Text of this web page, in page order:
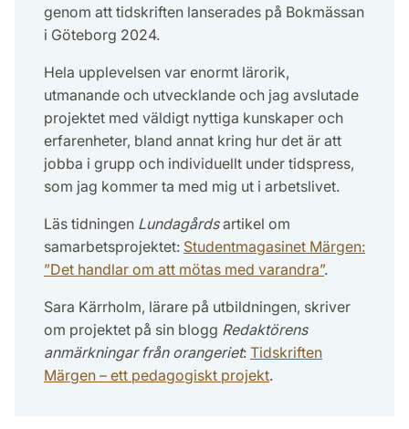
genom att tidskriften lanserades på Bokmässan
i Göteborg 2024.
Hela upplevelsen var enormt lärorik,
utmanande och utvecklande och jag avslutade
projektet med väldigt nyttiga kunskaper och
erfarenheter, bland annat kring hur det är att
jobba i grupp och individuellt under tidspress,
som jag kommer ta med mig ut i arbetslivet.
Läs tidningen Lundagårdsartikel om
samarbetsprojektet: Studentmagasinet Märgen:
”Det handlar om att mötas med varandra”.
Sara Kärrholm, lärare på utbildningen, skriver
om projektet på sin blogg Redaktörens
anmärkningar från orangeriet: Tidskriften
Märgen – ett pedagogiskt projekt.